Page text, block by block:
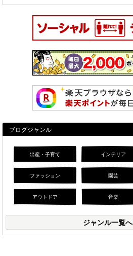
ブログジャンル
出産・子育て インテリア
ファッション 園芸
アウトドア 音楽
ジャンル一覧へ